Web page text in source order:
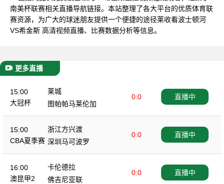
南美杯联赛相关直播导航链接。本站整理了各大平台的优质体育联
赛资源，为广大的球迷朋友提供一个便捷的途径莱收看波士顿河
VS希金斯 高清视频直播、比赛数据分析等信息。
更多直播
15:00
大冠杯
莱城
0:0
图帕帕马莱伦加
直播中
15:00
CBA夏季赛
浙江方兴渡
0:0
深圳马可波罗
直播中
16:00
澳昆甲2
卡伦德拉
0:0
佛吉尼亚联
直播中